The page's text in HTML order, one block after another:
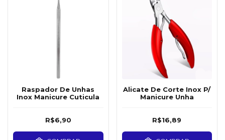
Raspador De Unhas
Inox Manicure Cuticula
R$6,90
Alicate De Corte Inox P/
Manicure Unha
R$16,89